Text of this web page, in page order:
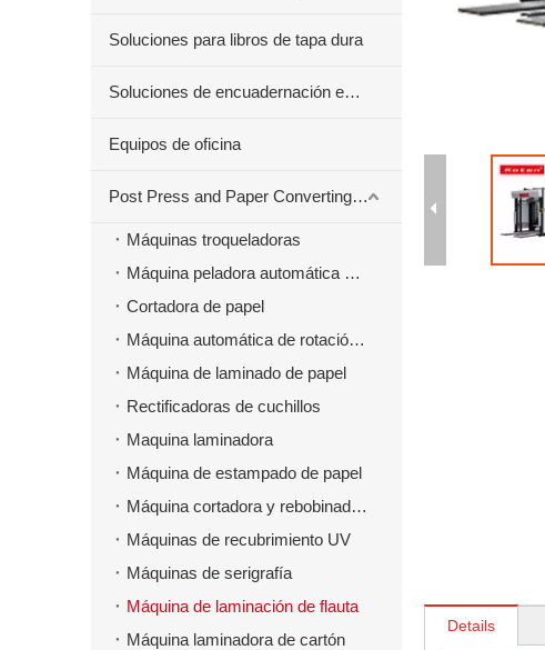
Soluciones para libros de tapa dura
Soluciones de encuadernación en espiral para libros
Equipos de oficina
Post Press and Paper Converting Máquinas
Máquinas troqueladoras
Máquina peladora automática para material troquelado
Cortadora de papel
Máquina automática de rotación de papel
Máquina de laminado de papel
Rectificadoras de cuchillos
Maquina laminadora
Máquina de estampado de papel
Máquina cortadora y rebobinadora
Máquinas de recubrimiento UV
Máquinas de serigrafía
Máquina de laminación de flauta
Máquina laminadora de cartón
Details